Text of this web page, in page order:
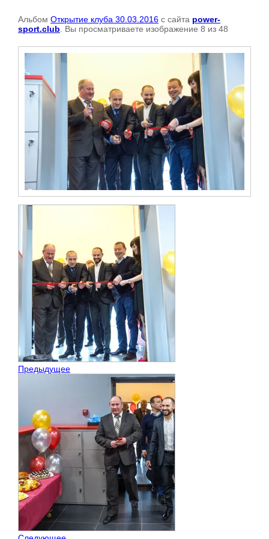
Альбом Открытие клуба 30.03.2016 с сайта power-
sport.club . Вы просматриваете изображение 8 из 48
Предыдущее